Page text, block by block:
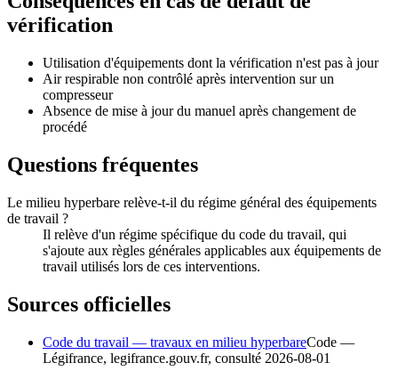
vérification
Utilisation d'équipements dont la vérification n'est pas à jour
Air respirable non contrôlé après intervention sur un
compresseur
Absence de mise à jour du manuel après changement de
procédé
Questions fréquentes
Le milieu hyperbare relève-t-il du régime général des équipements
de travail ?
Il relève d'un régime spécifique du code du travail, qui
s'ajoute aux règles générales applicables aux équipements de
travail utilisés lors de ces interventions.
Sources officielles
Code du travail — travaux en milieu hyperbareCode —
Légifrance, legifrance.gouv.fr, consulté 2026-08-01